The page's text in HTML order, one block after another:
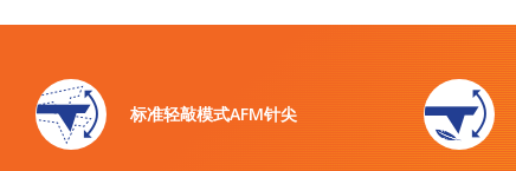
标准轻敲模式AFM针尖